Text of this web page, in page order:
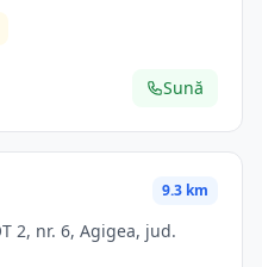
Sună
9.3 km